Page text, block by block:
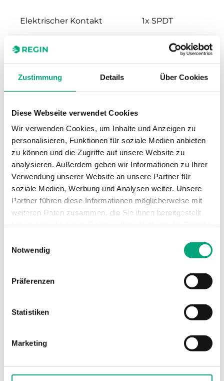
Zustimmung Details Über Cookies
Diese Webseite verwendet Cookies
Wir verwenden Cookies, um Inhalte und Anzeigen zu
personalisieren, Funktionen für soziale Medien anbieten
zu können und die Zugriffe auf unsere Website zu
analysieren. Außerdem geben wir Informationen zu Ihrer
Verwendung unserer Website an unsere Partner für
soziale Medien, Werbung und Analysen weiter. Unsere
Partner führen diese Informationen möglicherweise mit
weiteren Daten zusammen, die Sie ihnen bereitgestellt
Notwendig
Präferenzen
Statistiken
Marketing
Elektrischer Kontakt 1x SPDT
Schaltleistung
15 (8) A, 24...250
Schutzart
Umgebungsfeuchte
(nicht kondensierend)
10…90 % RH
Umgebungstemperatur -40…85 °C
Montage Kanal
Verpackung
Medien
Luft oder nicht
aggressive
(PC)